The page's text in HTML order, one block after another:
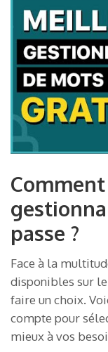
passe ?
Face à la
disponibles sur
faire un choix.
compte pour
mieux à vos